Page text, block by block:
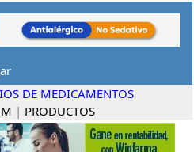
DE MEDICAMENTOS
| PRODUCTOS